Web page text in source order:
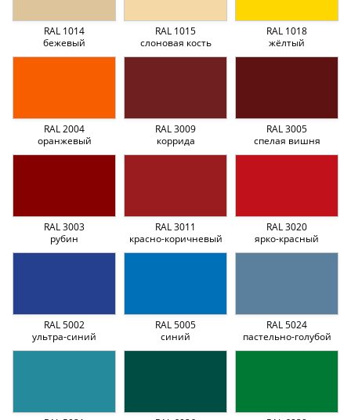
RAL 1014
бежевый
RAL 1015
слоновая кость
RAL 1018
жёлтый
RAL 2004
оранжевый
RAL 3009
коррида
RAL 3005
спелая вишня
RAL 3003
рубин
RAL 3011
красно-коричневый
RAL 3020
ярко-красный
RAL 5002
ультра-синий
RAL 5005
синий
RAL 5024
пастельно-голубой